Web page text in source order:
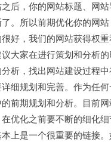
后，你的网站标题、网
。所以前期优化你的网
好，我们的网站获得权
大家在进行策划和分析
析，找出网站建设过程
细规划和完善。作为任
前期规划和分析。目前
优化之前要不断的细化
上是一个很重要的链接